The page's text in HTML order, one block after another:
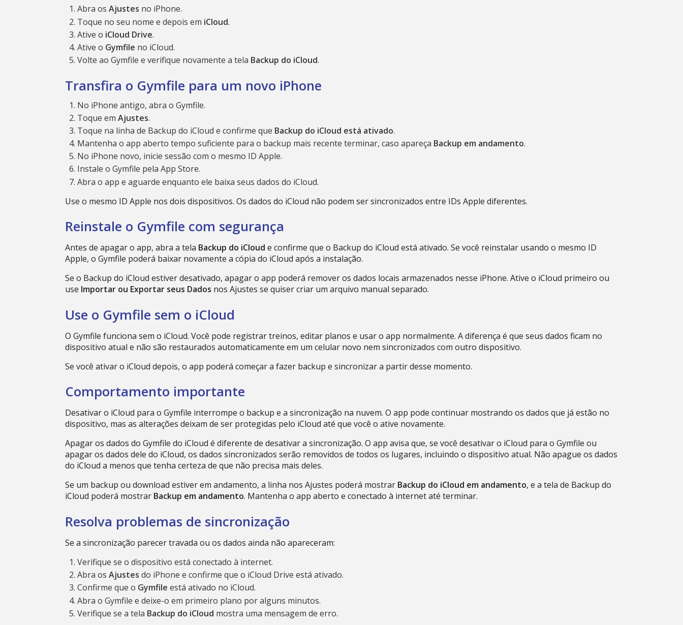
Abra os Ajustes no iPhone.
Toque no seu nome e depois em iCloud.
Ative o iCloud Drive.
Ative o Gymfile no iCloud.
Volte ao Gymfile e verifique novamente a tela Backup do iCloud.
Transfira o Gymfile para um novo iPhone
No iPhone antigo, abra o Gymfile.
Toque em Ajustes.
Toque na linha de Backup do iCloud e confirme que Backup do iCloud está ativado.
Mantenha o app aberto tempo suficiente para o backup mais recente terminar, caso apareça Backup em andamento.
No iPhone novo, inicie sessão com o mesmo ID Apple.
Instale o Gymfile pela App Store.
Abra o app e aguarde enquanto ele baixa seus dados do iCloud.
Use o mesmo ID Apple nos dois dispositivos. Os dados do iCloud não podem ser sincronizados entre IDs Apple diferentes.
Reinstale o Gymfile com segurança
Antes de apagar o app, abra a tela Backup do iCloud e confirme que o Backup do iCloud está ativado. Se você reinstalar usando o mesmo ID
Apple, o Gymfile poderá baixar novamente a cópia do iCloud após a instalação.
Se o Backup do iCloud estiver desativado, apagar o app poderá remover os dados locais armazenados nesse iPhone. Ative o iCloud primeiro ou
use Importar ou Exportar seus Dados nos Ajustes se quiser criar um arquivo manual separado.
Use o Gymfile sem o iCloud
O Gymfile funciona sem o iCloud. Você pode registrar treinos, editar planos e usar o app normalmente. A diferença é que seus dados ficam no
dispositivo atual e não são restaurados automaticamente em um celular novo nem sincronizados com outro dispositivo.
Se você ativar o iCloud depois, o app poderá começar a fazer backup e sincronizar a partir desse momento.
Comportamento importante
Desativar o iCloud para o Gymfile interrompe o backup e a sincronização na nuvem. O app pode continuar mostrando os dados que já estão no
dispositivo, mas as alterações deixam de ser protegidas pelo iCloud até que você o ative novamente.
Apagar os dados do Gymfile do iCloud é diferente de desativar a sincronização. O app avisa que, se você desativar o iCloud para o Gymfile ou
apagar os dados dele do iCloud, os dados sincronizados serão removidos de todos os lugares, incluindo o dispositivo atual. Não apague os dados
do iCloud a menos que tenha certeza de que não precisa mais deles.
Se um backup ou download estiver em andamento, a linha nos Ajustes poderá mostrar Backup do iCloud em andamento, e a tela de Backup do
iCloud poderá mostrar Backup em andamento. Mantenha o app aberto e conectado à internet até terminar.
Resolva problemas de sincronização
Se a sincronização parecer travada ou os dados ainda não apareceram:
Verifique se o dispositivo está conectado à internet.
Abra os Ajustes do iPhone e confirme que o iCloud Drive está ativado.
Confirme que o Gymfile está ativado no iCloud.
Abra o Gymfile e deixe-o em primeiro plano por alguns minutos.
Verifique se a tela Backup do iCloud mostra uma mensagem de erro.